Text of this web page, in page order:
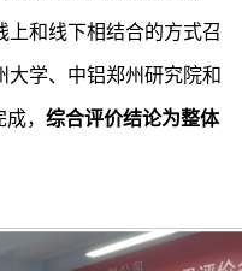
上和线下相结合的方式召
大学、中铝郑州研究院和
， 综合评价结论为整体